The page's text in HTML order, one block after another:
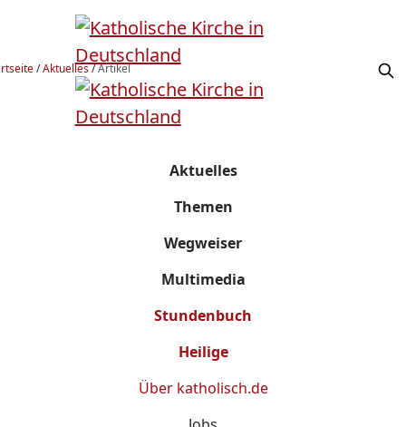
/Aktuelles/Artikel
Aktuelles
Themen
Wegweiser
Multimedia
Stundenbuch
Heilige
Über katholisch.de